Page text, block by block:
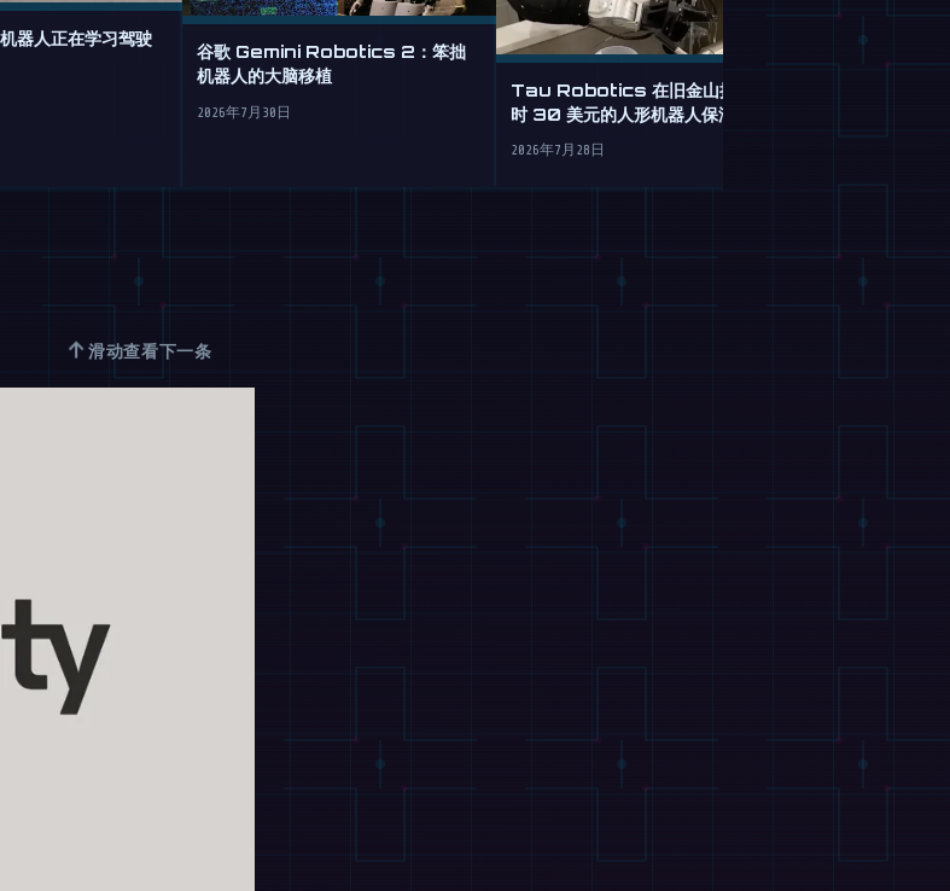
器人正在学习驾驶
谷歌 Gemini Robotics 2：笨拙
机器人的大脑移植
2026年7月30日
Tau Robotics 在旧金山推出每小
时 30 美元的人形机器人保洁服务
2026年7月28日
这个免费AI代
↑ 滑动查看下一条